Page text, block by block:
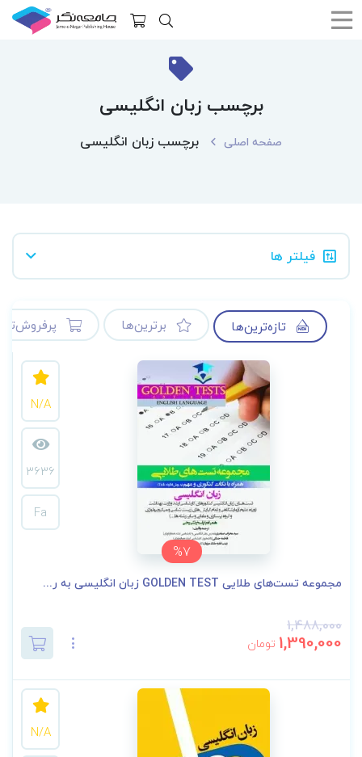
برچسب زبان انگلیسی
صفحه اصلی برچسب زبان انگلیسی
فیلتر ها
تازه‌ترین‌ها برترین‌ها
%7
N/A
3636
Fa
مجموعه تست‌های طلایی GOLDEN TEST زبان انگلیسی به ر...
1,488,000
1,390,000 تومان
N/A